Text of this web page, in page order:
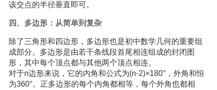
该交点的半径垂直即可。
四、多边形：从简单到复杂
除了三角形和四边形，多边形也是初中数学几何的重要组
成部分。多边形是由若干条线段首尾相连组成的封闭图
形，其中每个顶点都与其他两个顶点相连。
对于n边形来说，它的内角和公式为(n-2)×180°，外角和恒
为360°。正多边形的每个内角都相等，每个外角也都相